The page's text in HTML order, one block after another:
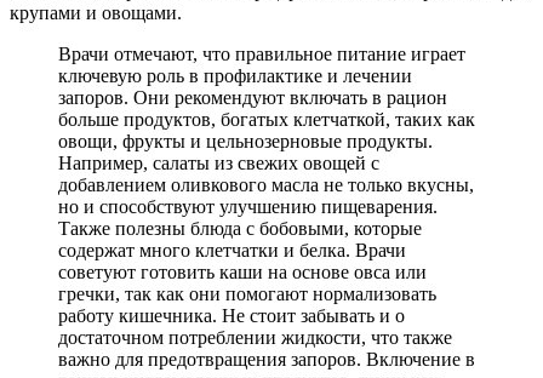
крупами и овощами.
Врачи отмечают, что правильное питание играет
ключевую роль в профилактике и лечении
запоров. Они рекомендуют включать в рацион
больше продуктов, богатых клетчаткой, таких как
овощи, фрукты и цельнозерновые продукты.
Например, салаты из свежих овощей с
добавлением оливкового масла не только вкусны,
но и способствуют улучшению пищеварения.
Также полезны блюда с бобовыми, которые
содержат много клетчатки и белка. Врачи
советуют готовить каши на основе овса или
гречки, так как они помогают нормализовать
работу кишечника. Не стоит забывать и о
достаточном потреблении жидкости, что также
важно для предотвращения запоров. Включение в